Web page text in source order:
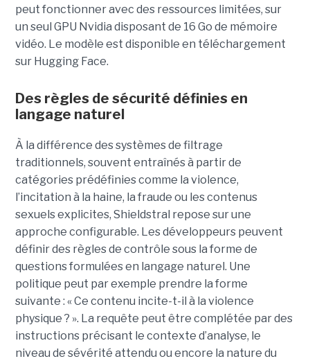
peut fonctionner avec des ressources limitées, sur
un seul GPU Nvidia disposant de 16 Go de mémoire
vidéo. Le modèle est disponible en téléchargement
sur Hugging Face.
Des règles de sécurité définies en
langage naturel
À la différence des systèmes de filtrage
traditionnels, souvent entraînés à partir de
catégories prédéfinies comme la violence,
l’incitation à la haine, la fraude ou les contenus
sexuels explicites, Shieldstral repose sur une
approche configurable. Les développeurs peuvent
définir des règles de contrôle sous la forme de
questions formulées en langage naturel. Une
politique peut par exemple prendre la forme
suivante : « Ce contenu incite-t-il à la violence
physique ? ». La requête peut être complétée par des
instructions précisant le contexte d’analyse, le
niveau de sévérité attendu ou encore la nature du